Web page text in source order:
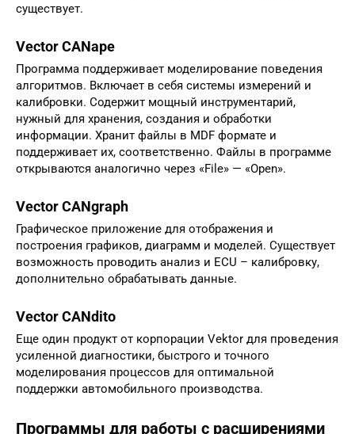
существует.
Vector CANape
Программа поддерживает моделирование поведения
алгоритмов. Включает в себя системы измерений и
калибровки. Содержит мощный инструментарий,
нужный для хранения, создания и обработки
информации. Хранит файлы в MDF формате и
поддерживает их, соответственно. Файлы в программе
открываются аналогично через «File» — «Open».
Vector CANgraph
Графическое приложение для отображения и
построения графиков, диаграмм и моделей. Существует
возможность проводить анализ и ECU – калибровку,
дополнительно обрабатывать данные.
Vector CANdito
Еще один продукт от корпорации Vektor для проведения
усиленной диагностики, быстрого и точного
моделирования процессов для оптимальной
поддержки автомобильного производства.
Программы для работы с расширениями